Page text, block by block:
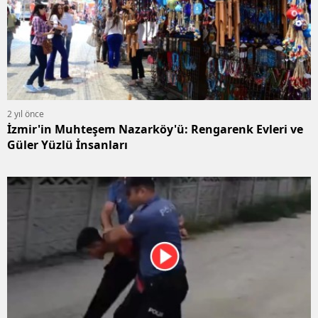
2 yıl önce
İzmir'in Muhteşem Nazarköy'ü: Rengarenk Evleri ve
Güler Yüzlü İnsanları